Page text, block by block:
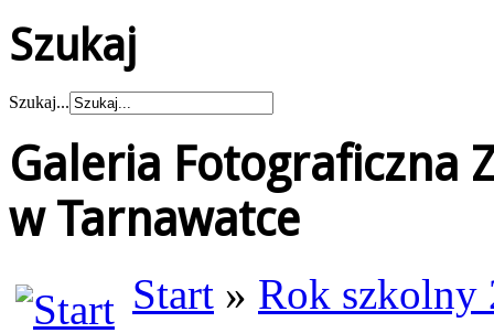
Szukaj
Szukaj...
Galeria Fotograficzna
w Tarnawatce
Start » Rok szkolny